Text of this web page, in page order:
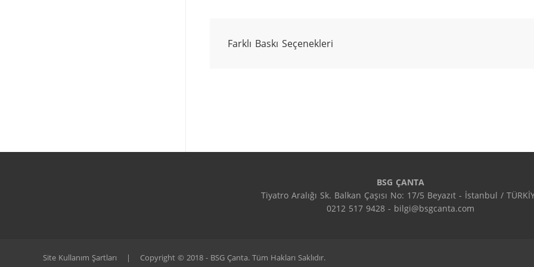
Farklı Baskı Seçenekleri
BSG ÇANTA
Tiyatro Aralığı Sk. Balkan Çaşısı No: 17/5 Beyazıt - İstanbul /
0212 517 9428 - bilgi@bsgcanta.com
Site Kullanım Şartları | Copyright © 2018 - BSG Çanta. Tüm Hakları Saklıdır.